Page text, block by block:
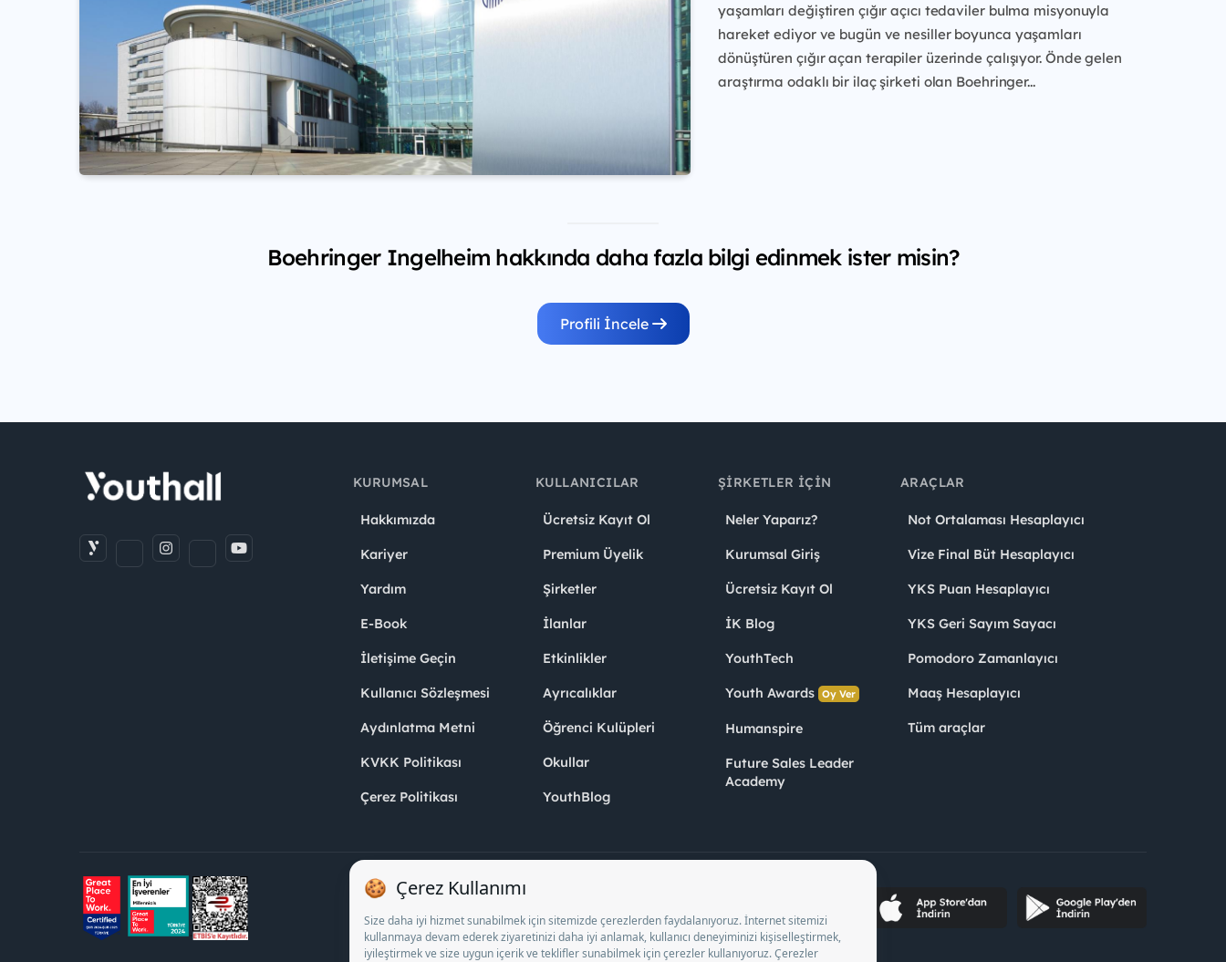
yaşamları değiştiren çığır açıcı tedaviler bulma misyonuyla
hareket ediyor ve bugün ve nesiller boyunca yaşamları
dönüştüren çığır açan terapiler üzerinde çalışıyor. Önde gelen
araştırmaodaklı bir ilaç şirketi olan Boehringer...
Boehringer Ingelheim hakkında daha fazla bilgi edinmek ister misin?
Profili İncele
KURUMSAL
Hakkımızda
Kariyer
Yardım
E-Book
İletişime Geçin
Kullanıcı Sözleşmesi
Aydınlatma Metni
KVKK Politikası
Çerez Politikası
KULLANICILAR
Ücretsiz Kayıt Ol
Premium Üyelik
Şirketler
İlanlar
Etkinlikler
Ayrıcalıklar
Öğrenci Kulüpleri
Okullar
YouthBlog
ŞIRKETLER İÇIN
Neler Yaparız?
Kurumsal Giriş
Ücretsiz Kayıt Ol
İK Blog
YouthTech
Youth Awards Oy Ver
Humanspire
Future Sales Leader
Academy
ARAÇLAR
Not Ortalaması Hesaplayıcı
Vize Final Büt Hesaplayıcı
YKS Puan Hesaplayıcı
YKS Geri Sayım Sayacı
Pomodoro Zamanlayıcı
Maaş Hesaplayıcı
Tüm araçlar